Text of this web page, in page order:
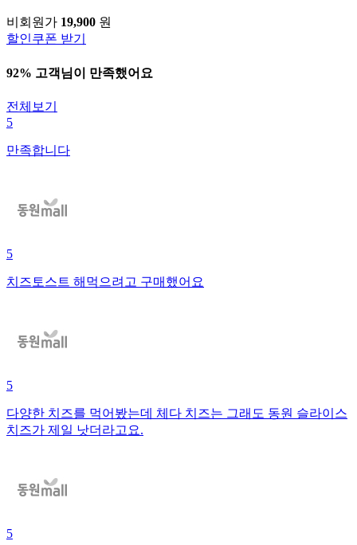
비회원가 19,900 원
할인쿠폰 받기
92% 고객님이 만족했어요
전체보기
5
만족합니다
5
치즈토스트 해먹으려고 구매했어요
5
다양한 치즈를 먹어봤는데 체다 치즈는 그래도 동원 슬라이스
치즈가 제일 낫더라고요.
5